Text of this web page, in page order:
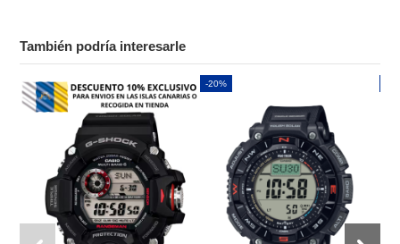
También podría interesarle
-20%